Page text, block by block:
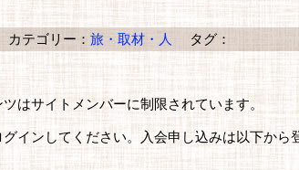
テゴリー： 旅・取材・人 タグ：
はサイトメンバーに制限されています。
インしてください。入会申し込みは以下から